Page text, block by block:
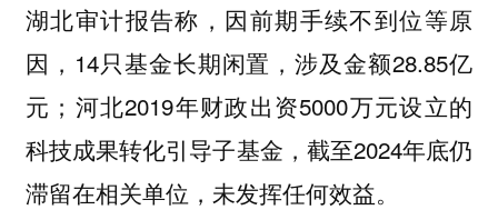
湖北审计报告称，因前期手续不到位等原
因，14只基金长期闲置，涉及金额28.85亿
元；河北2019年财政出资5000万元设立的
科技成果转化引导子基金，截至2024年底仍
滞留在相关单位，未发挥任何效益。